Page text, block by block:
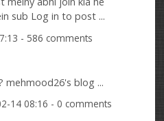
sub Log in to post ...
- 586 comments
mehmood26's blog ...
14 08:16 - 0 comments